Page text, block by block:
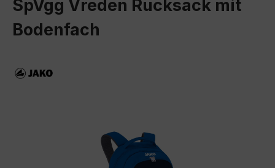
SpVgg Vreden Rucksack mit
Bodenfach